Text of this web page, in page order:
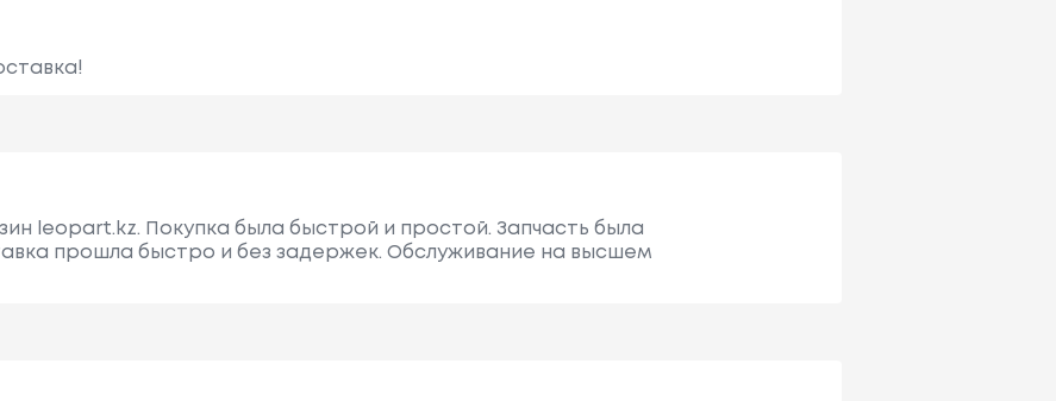
leopart.kz. Покупка была быстрой и простой. Запчасть была
прошла быстро и без задержек. Обслуживание на высшем